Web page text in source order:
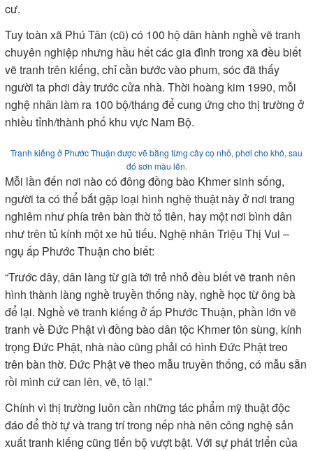
cư.
Tuy toàn xã Phú Tân (cũ) có 100 hộ dân hành nghề vẽ tranh
chuyên nghiệp nhưng hầu hết các gia đình trong xã đều biết
vẽ tranh trên kiếng, chỉ cần bước vào phum, sóc đã thấy
người ta phơi đầy trước cửa nhà. Thời hoàng kim 1990, mỗi
nghệ nhân làm ra 100 bộ/tháng để cung ứng cho thị trường ở
nhiều tỉnh/thành phố khu vực Nam Bộ.
Tranh kiếng ở Phước Thuận được vẽ bằng từng cây cọ nhỏ, phơi cho khô, sau
đó sơn màu lên.
Mỗi lần đến nơi nào có đông đồng bào Khmer sinh sống,
người ta có thể bắt gặp loại hình nghệ thuật này ở nơi trang
nghiêm như phía trên bàn thờ tổ tiên, hay một nơi bình dân
như trên tủ kính một xe hủ tiếu. Nghệ nhân Triệu Thị Vui –
ngụ ấp Phước Thuận cho biết:
“Trước đây, dân làng từ già tới trẻ nhỏ đều biết vẽ tranh nên
hình thành làng nghề truyền thống này, nghề học từ ông bà
để lại. Nghề vẽ tranh kiếng ở ấp Phước Thuận, phần lớn vẽ
tranh về Đức Phật vì đồng bào dân tộc Khmer tôn sùng, kính
trọng Đức Phật, nhà nào cũng phải có hình Đức Phật treo
trên bàn thờ. Đức Phật vẽ theo mẫu truyền thống, có mẫu sẵn
rồi mình cứ can lên, vẽ, tô lại.”
Chính vì thị trường luôn cần những tác phẩm mỹ thuật độc
đáo để thờ tự và trang trí trong nếp nhà nên công nghệ sản
xuất tranh kiếng cũng tiến bộ vượt bật. Với sự phát triển của